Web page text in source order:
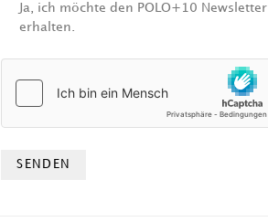
Ja, ich möchte den POLO+10 Newsletter
erhalten.